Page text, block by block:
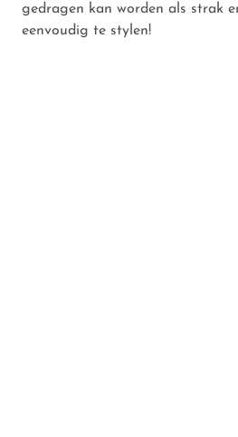
gedragen kan worden als strak
eenvoudig te stylen!